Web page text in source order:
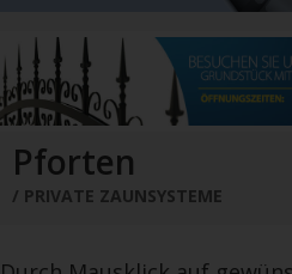
Schiebetore Drehtore Pforten
Schiebetore Industrie
Download
Industrie Zaunsysteme
STAHL
Downloads
Pforten
PRIVATE ZAUNSYSTEME